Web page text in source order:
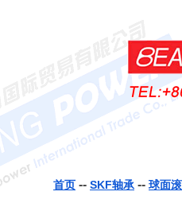
首页 -- SKF轴承 -- 球面